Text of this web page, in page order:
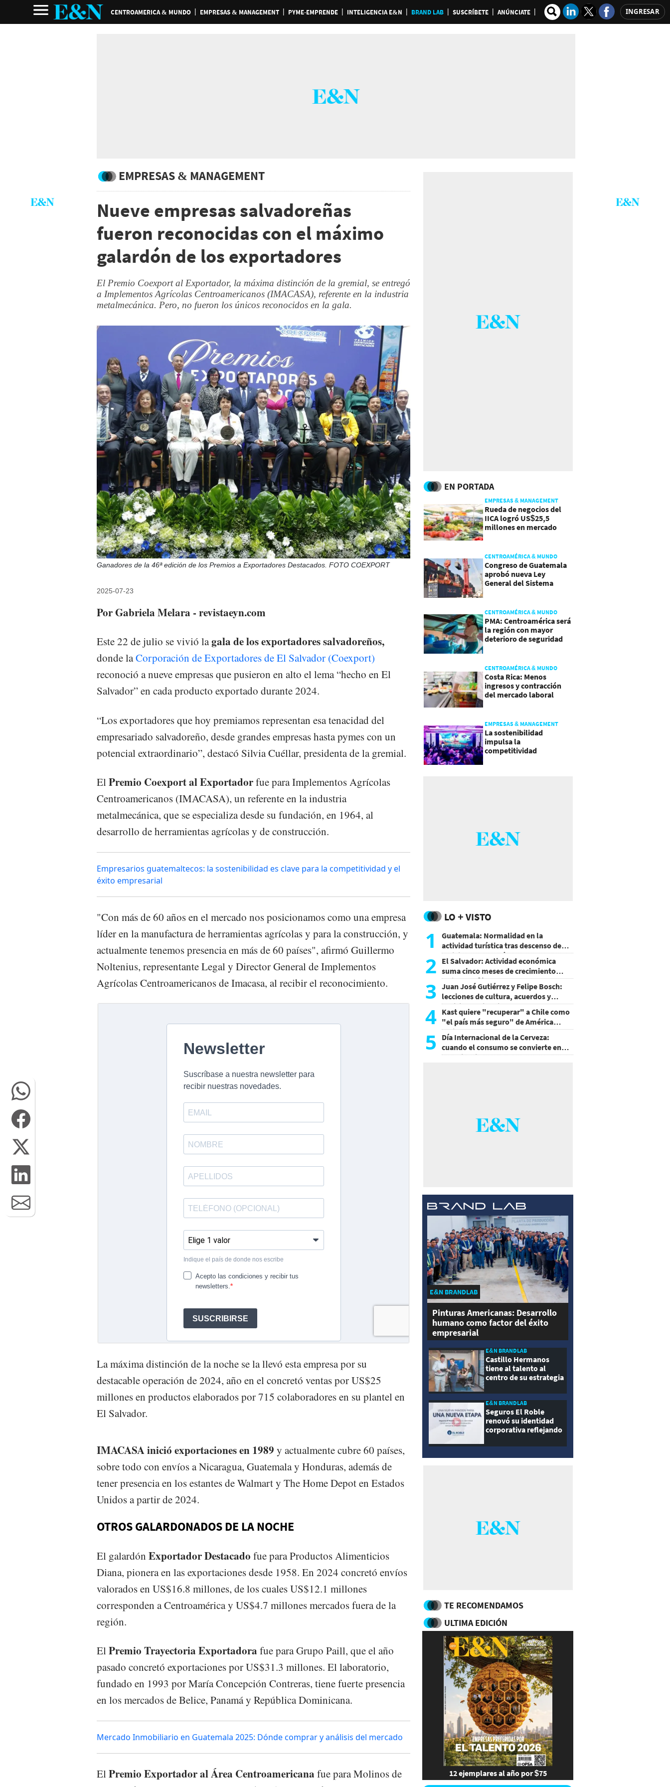
CENTROAMERICA & MUNDO EMPRESAS & MANAGEMENT PYME-EMPRENDE INTELIGENCIA E&N BRAND LAB SUSCRÍBETE ANÚNCIATE INGRESAR
EMPRESAS & MANAGEMENT
Nueve empresas salvadoreñas
fueron reconocidas con el máximo
galardón de los exportadores
El Premio Coexport al Exportador, la máxima distinción de la gremial, se entregó
a Implementos Agrícolas Centroamericanos (IMACASA), referente en la industria
metalmecánica. Pero, no fueron los únicos reconocidos en la gala.
Ganadores de la 46ª edición de los Premios a Exportadores Destacados. FOTO COEXPORT
2025-07-23
Por Gabriela Melara - revistaeyn.com
Este 22 de julio se vivió lagala de los exportadores salvadoreños,
donde laCorporación de Exportadores de El Salvador (Coexport)
reconoció a nueve empresas que pusieron en alto el lema “hecho en El
Salvador” en cada producto exportado durante 2024.
“Los exportadores que hoy premiamos representan esa tenacidad del
empresariado salvadoreño, desde grandes empresas hasta pymes con un
potencial extraordinario”, destacó Silvia Cuéllar, presidenta de la gremial.
ElPremio Coexport al Exportadorfue para Implementos Agrícolas
Centroamericanos (IMACASA), un referente en la industria
metalmecánica, que se especializa desde su fundación, en 1964, al
desarrollo de herramientas agrícolas y de construcción.
Empresarios guatemaltecos: la sostenibilidad es clave para la competitividad y el
éxito empresarial
"Con más de 60 años en el mercado nos posicionamos como una empresa
líder en la manufactura de herramientas agrícolas y para la construcción, y
actualmente tenemos presencia en más de 60 países", afirmó Guillermo
Noltenius, representante Legal y Director General de Implementos
Agrícolas Centroamericanos de Imacasa, al recibir el reconocimiento.
La máxima distinción de la noche se la llevó esta empresa por su
destacable operación de 2024, año en el concretó ventas por US$25
millones en productos elaborados por 715 colaboradores en su plantel en
El Salvador.
IMACASA inició exportaciones en 1989 y actualmente cubre 60 países,
sobre todo con envíos a Nicaragua, Guatemala y Honduras, además de
tener presencia en los estantes de Walmart y The Home Depot en Estados
Unidos a partir de 2024.
OTROS GALARDONADOS DE LA NOCHE
El galardón Exportador Destacado fue para Productos Alimenticios
Diana, pionera en las exportaciones desde 1958. En 2024 concretó envíos
valorados en US$16.8 millones, de los cuales US$12.1 millones
corresponden a Centroamérica y US$4.7 millones mercados fuera de la
región.
ElPremio Trayectoria Exportadora fue para Grupo Paill, que el año
pasado concretó exportaciones por US$31.3 millones. El laboratorio,
fundado en 1993 por María Concepción Contreras, tiene fuerte presencia
en los mercados de Belice, Panamá y República Dominicana.
Mercado Inmobiliario en Guatemala 2025: Dónde comprar y análisis del mercado
ElPremio Exportador al Área Centroamericana fue para Molinos de
EN PORTADA
EMPRESAS & MANAGEMENT
Rueda de negocios del
IICA logró US$25,5
millones en mercado
CENTROAMÉRICA & MUNDO
Congreso de Guatemala
aprobó nueva Ley
General del Sistema
CENTROAMÉRICA & MUNDO
PMA: Centroamérica será
la región con mayor
deterioro de seguridad
CENTROAMÉRICA & MUNDO
Costa Rica: Menos
ingresos y contracción
del mercado laboral
EMPRESAS & MANAGEMENT
La sostenibilidad
impulsa la
competitividad
LO + VISTO
1
Guatemala: Normalidad en la
actividad turística tras descenso de
actividad del volcán de Fuego
2 El Salvador: Actividad económica
suma cinco meses de crecimiento
arriba de 4%
3 Juan José Gutiérrez y Felipe Bosch:
lecciones de cultura, acuerdos y
decisiones sin miedo
4 Kast quiere "recuperar" a Chile como
"el país más seguro" de América
Latina
5
Día Internacional de la Cerveza:
cuando el consumo se convierte en
experiencia
E&N BRANDLAB
Pinturas Americanas: Desarrollo
humano como factor del éxito
empresarial
E&N BRANDLAB
Castillo Hermanos
tiene al talento al
centro de su estrategia
E&N BRANDLAB
Seguros El Roble
renovó su identidad
corporativa reflejando
modernidad
TE RECOMENDAMOS
ULTIMA EDICIÓN
12 ejemplares al año por $75